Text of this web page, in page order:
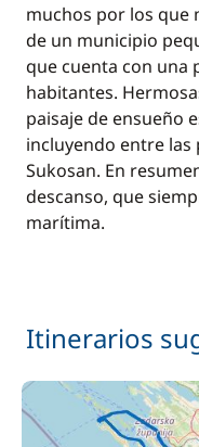
muchos por los que
de un municipio
que cuenta con una
habitantes.
paisaje de ensueño
incluyendo entre las
Sukosan. En
descanso, que
marítima.
Itinerarios